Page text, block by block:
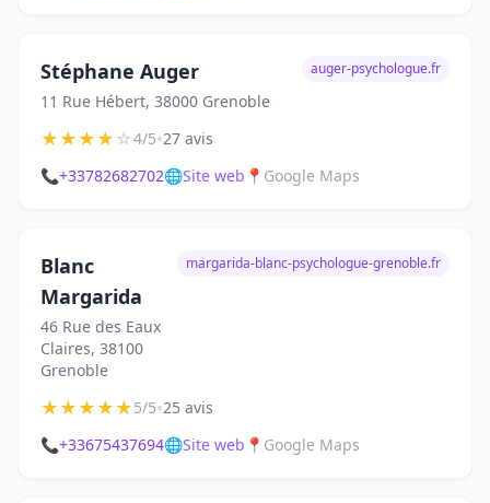
Stéphane Auger
11 Rue Hébert, 38000 Grenoble
auger-psychologue.fr
★★★★☆4/5•27 avis
📞+33782682702🌐Site web 📍 Google Maps
Blanc
Margarida
46 Rue des Eaux
Claires, 38100
Grenoble
margarida-blanc-psychologue-grenoble.fr
★★★★★5/5•25 avis
📞+33675437694🌐Site web 📍 Google Maps